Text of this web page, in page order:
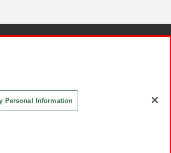
Personal Information